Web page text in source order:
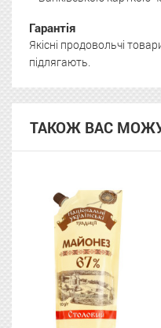
Гарантія
Якісні продовольчі
підлягають.
ТАКОЖ ВАС